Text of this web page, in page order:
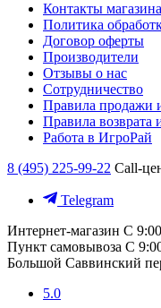
Контакты магазина
Политика
Договор оферты
Производители
Отзывы о нас
Сотрудничество
Правила продажи
Правила возврата
Работа в ИгроРай
8 (495) 225-99-22 Call-
Telegram
Интернет-магазин С
Пункт самовывоза С
Большой Саввинский
5.0